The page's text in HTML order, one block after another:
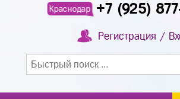
Краснодар +7 (925)
Регистрация /